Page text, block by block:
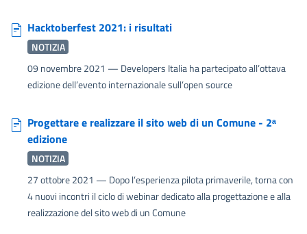
Hacktoberfest 2021: i risultati
NOTIZIA
09 novembre 2021 — Developers Italia ha partecipato all’ottava
edizione dell’evento internazionale sull’open source
Progettare e realizzare il sito web di un Comune - 2ᵃ
edizione
NOTIZIA
27 ottobre 2021 — Dopo l’esperienza pilota primaverile, torna con
4 nuovi incontri il ciclo di webinar dedicato alla progettazione e alla
realizzazione del sito web di un Comune